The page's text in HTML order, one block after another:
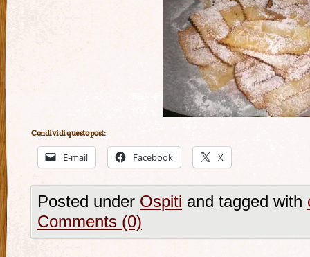
Condividi questo post:
E-mail Facebook X
Posted under Ospiti and tagged with
Comments (0)